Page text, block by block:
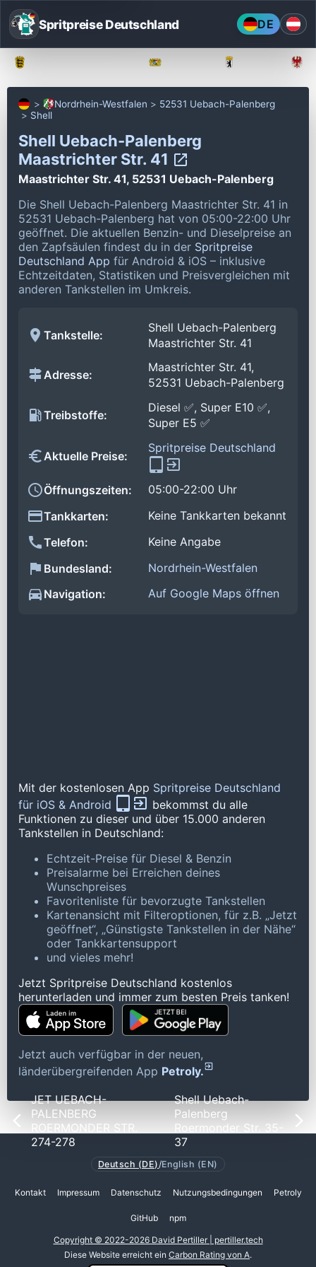
Spritpreise Deutschland DE
Nordrhein-Westfalen
52531 Uebach-Palenberg
Shell
Shell Uebach-Palenberg
Maastrichter Str. 41
Maastrichter Str. 41, 52531 Uebach-Palenberg
Die Shell Uebach-Palenberg Maastrichter Str. 41 in
52531 Uebach-Palenberg hat von 05:00-22:00 Uhr
geöffnet. Die aktuellen Benzin- und Dieselpreise an
den Zapfsäulen findest du in der Spritpreise
Deutschland App für Android & iOS – inklusive
Echtzeitdaten, Statistiken und Preisvergleichen mit
anderen Tankstellen im Umkreis.
Tankstelle:
Shell Uebach-Palenberg
Maastrichter Str. 41
Adresse:
Maastrichter Str. 41,
52531 Uebach-Palenberg
Treibstoffe:
Diesel ✅, Super E10 ✅,
Super E5 ✅
Aktuelle Preise:
Spritpreise Deutschland
Öffnungszeiten:
05:00-22:00 Uhr
Tankkarten:
Keine Tankkarten bekannt
Telefon:
Keine Angabe
Bundesland:
Nordrhein-Westfalen
Navigation:
Auf Google Maps öffnen
Mit der kostenlosen App Spritpreise Deutschland
für iOS & Android
bekommst du alle
Funktionen zu dieser und über 15.000 anderen
Tankstellen in Deutschland:
Echtzeit-Preise für Diesel & Benzin
Preisalarme bei Erreichen deines
Wunschpreises
Favoritenliste für bevorzugte Tankstellen
Kartenansicht mit Filteroptionen, für z.B. „Jetzt
geöffnet“, „Günstigste Tankstellen in der Nähe“
oder Tankkartensupport
und vieles mehr!
Jetzt Spritpreise Deutschland kostenlos
herunterladen und immer zum besten Preis tanken!
Jetzt auch verfügbar in der neuen,
länderübergreifenden App Petroly.
JET UEBACH-
PALENBERG
ROERMONDER STR.
274-278
Shell Uebach-
Palenberg
Roermonder Str. 35-
37
Deutsch (DE) /English (EN)
Kontakt Impressum Datenschutz Nutzungsbedingungen Petroly
GitHub npm
Copyright © 2022-2026 David Pertiller | pertiller.tech
Diese Website erreicht ein Carbon Rating von A.